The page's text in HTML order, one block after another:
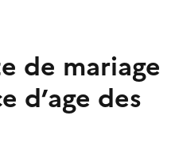
de mariage
d’age des